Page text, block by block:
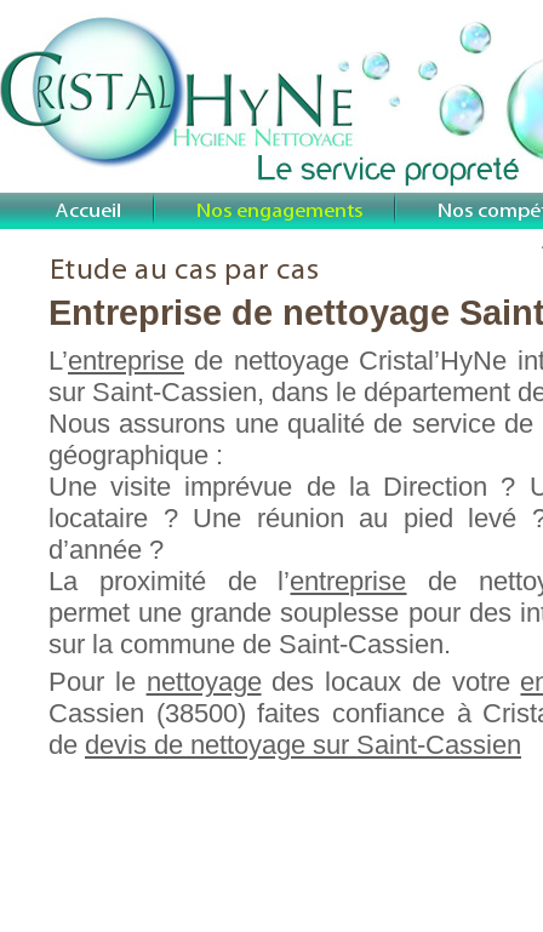
Entreprise de nettoyage
L’entreprise de nettoyage Cristal’HyNe
sur Saint-Cassien, dans le département
Nous assurons une qualité de service
géographique :
Une visite imprévue de la Direction ?
locataire ? Une réunion au pied levé
d’année ?
La proximité de l’entreprise de
permet une grande souplesse pour des
sur la commune de Saint-Cassien.
Pour le nettoyagedes locaux de votre
Cassien (38500) faites confiance à
de devis de nettoyage sur Saint-Cassien